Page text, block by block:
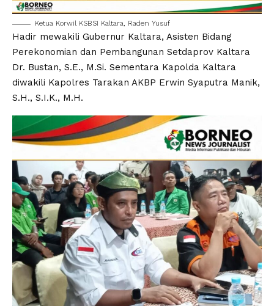
Ketua Korwil KSBSI Kaltara, Raden Yusuf
Hadir mewakili Gubernur Kaltara, Asisten Bidang
Perekonomian dan Pembangunan Setdaprov Kaltara
Dr. Bustan, S.E., M.Si. Sementara Kapolda Kaltara
diwakili Kapolres Tarakan AKBP Erwin Syaputra Manik,
S.H., S.I.K., M.H.